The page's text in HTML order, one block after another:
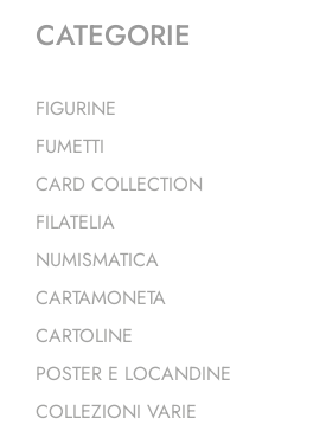
CATEGORIE
FIGURINE
FUMETTI
CARD COLLECTION
FILATELIA
NUMISMATICA
CARTAMONETA
CARTOLINE
POSTER E LOCANDINE
COLLEZIONI VARIE